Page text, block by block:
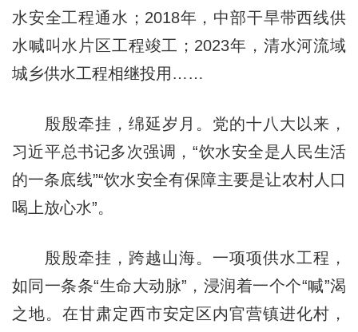
水安全工程通水；2018年，中部干旱带西线供
水喊叫水片区工程竣工；2023年，清水河流域
城乡供水工程相继投用……
殷殷牵挂，绵延岁月。党的十八大以来，
习近平总书记多次强调，“饮水安全是人民生活
的一条底线”“饮水安全有保障主要是让农村人口
喝上放心水”。
殷殷牵挂，跨越山海。一项项供水工程，
如同一条条“生命大动脉”，浸润着一个个“喊”渴
之地。在甘肃定西市安定区内官营镇进化村，